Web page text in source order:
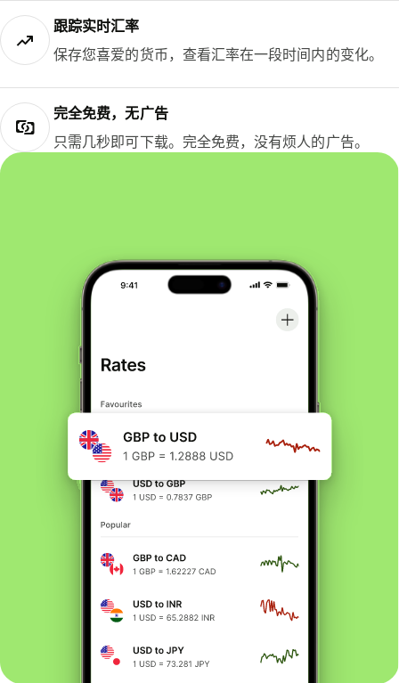
跟踪实时汇率
保存您喜爱的货币，查看汇率在一段时间内的变化。
完全免费，无广告
只需几秒即可下载。完全免费，没有烦人的广告。